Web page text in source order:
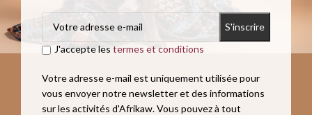
J'accepte les termes et conditions
Votre adresse e-mail est uniquement utilisée pour
vous envoyer notre newsletter et des informations
sur les activités d'Afrikaw. Vous pouvez à tout